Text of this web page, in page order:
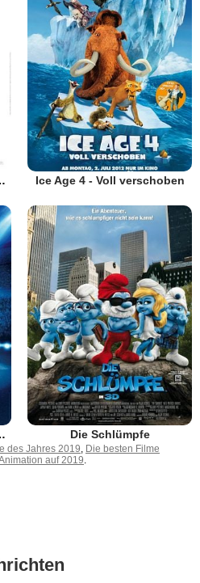
2 Ice Age 4 - Voll verschoben
Europa Die Schlümpfe
des Jahres 2019 Die besten Filme
auf 2019